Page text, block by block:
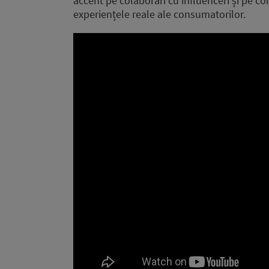
experiențele reale ale consumatorilor.